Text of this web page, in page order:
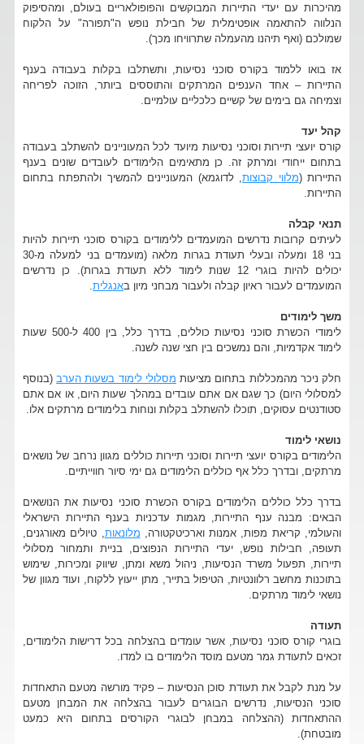
מהיכרות עם יעדי התיירות המבוקשים והפופולאריים בעולם, ומהסיפוק
הנלווה להתאמה אופטימלית של חבילת נופש ה"תפורה" על הלקוח
שמולכם (ואף תיהנו מהעמלה שתרוויחו מכך).
אז בואו ללמוד בקורס סוכני נסיעות, ותשתלבו בקלות בעבודה בענף
התיירות – אחד הענפים המרתקים והתוססים ביותר, הזוכה לפריחה
וצמיחה גם בימים של קשיים כלכליים עולמיים.
קהל יעד
קורס יועצי תיירות וסוכני נסיעות מיועד לכל המעוניינים להשתלב בעבודה
בתחום ייחודי ומרתק זה. כן מתאימים הלימודים לעובדים שונים בענף
התיירות (מלווי קבוצות, לדוגמא) המעוניינים להמשיך ולהתפתח בתחום
התיירות.
תנאי קבלה
לעיתים קרובות נדרשים המועמדים ללימודים בקורס סוכני תיירות להיות
בני 18 ומעלה ובעלי תעודת בגרות מלאה (מועמדים בני למעלה מ-30
יכולים להיות בוגרי 12 שנות לימוד ללא תעודת בגרות). כן נדרשים
המועמדים לעבור ראיון קבלה ולעבור מבחני מיון באנגלית.
משך לימודים
לימודי הכשרת סוכני נסיעות כוללים, בדרך כלל, בין 400 ל-500 שעות
לימוד אקדמיות, והם נמשכים בין חצי שנה לשנה.
חלק ניכר מהמכללות בתחום מציעות מסלולי לימוד בשעות הערב(בנוסף
למסלולי היום) כך שגם אם אתם עובדים במהלך שעות היום, או אם אתם
סטודנטים עסוקים, תוכלו להשתלב בקלות ונוחות בלימודים מרתקים אלו.
נושאי לימוד
הלימודים בקורס יועצי תיירות וסוכני תיירות כוללים מגוון נרחב של נושאים
מרתקים, ובדרך כלל אף כוללים הלימודים גם ימי סיור חווייתיים.
בדרך כלל כוללים הלימודים בקורס הכשרת סוכני נסיעות את הנושאים
הבאים: מבנה ענף התיירות, מגמות עדכניות בענף התיירות הישראלי
והעולמי, קריאת מפות, אמנות וארכיטקטורה, מלונאות , טיולים מאורגנים,
תעופה, חבילות נופש, יעדי התיירות הנפוצים, בניית ותמחור מסלולי
תיירות, תפעול משרד הנסיעות, ניהול משא ומתן, שיווק ומכירות, שימוש
בתוכנות מחשב רלוונטיות, הטיפול בתייר, מתן ייעוץ ללקוח, ועוד מגוון של
נושאי לימוד מרתקים.
תעודה
בוגרי קורס סוכני נסיעות, אשר עומדים בהצלחה בכל דרישות הלימודים,
זכאים לתעודת גמר מטעם מוסד הלימודים בו למדו.
על מנת לקבל את תעודת סוכן הנסיעות – פקיד מורשה מטעם התאחדות
סוכני הנסיעות, נדרשים הבוגרים לעבור בהצלחה את המבחן מטעם
ההתאחדות (ההצלחה במבחן לבוגרי הקורסים בתחום היא כמעט
מובטחת).